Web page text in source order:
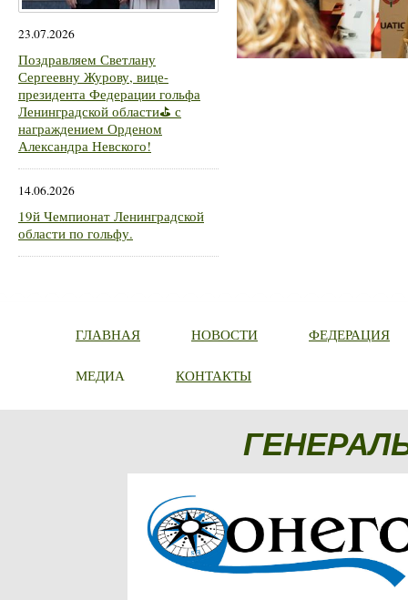
23.07.2026
Поздравляем Светлану
Сергеевну Журову, вице-
президента Федерации гольфа
Ленинградской области⛳ с
награждением Орденом
Александра Невского!
14.06.2026
19й Чемпионат Ленинградской
области по гольфу.
ГЛАВНАЯ НОВОСТИ ФЕДЕРАЦИЯ
МЕДИА КОНТАКТЫ